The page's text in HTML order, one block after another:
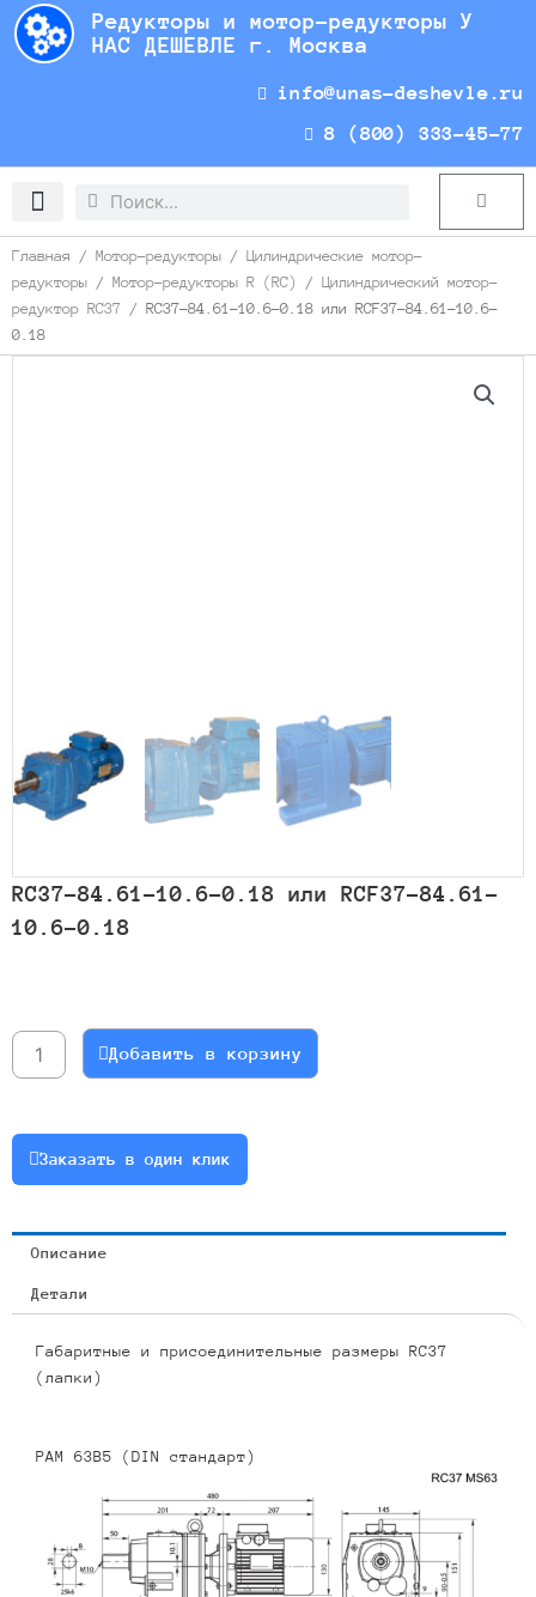
Перейти
содержимому
Редукторы и мотор-редукторы У
НАС ДЕШЕВЛЕ г. Москва
info@unas-deshevle.ru
8 (800) 333-45-77
Search
Search Cart
Главная / Мотор-редукторы / Цилиндрические мотор-
редукторы / Мотор-редукторы R (RC) / Цилиндрический мотор-
редуктор RC37 / RC37-84.61-10.6-0.18 или RCF37-84.61-10.6-
0.18
RC37-84.61-10.6-0.18 или RCF37-84.61-
10.6-0.18
RC37-
84.61-
или
RCF37-
10.6-
0.18
Добавить в корзину
Заказать в один клик
Описание
Детали
Габаритные и присоединительные размеры RC37
(лапки)
PAM 63B5 (DIN стандарт)